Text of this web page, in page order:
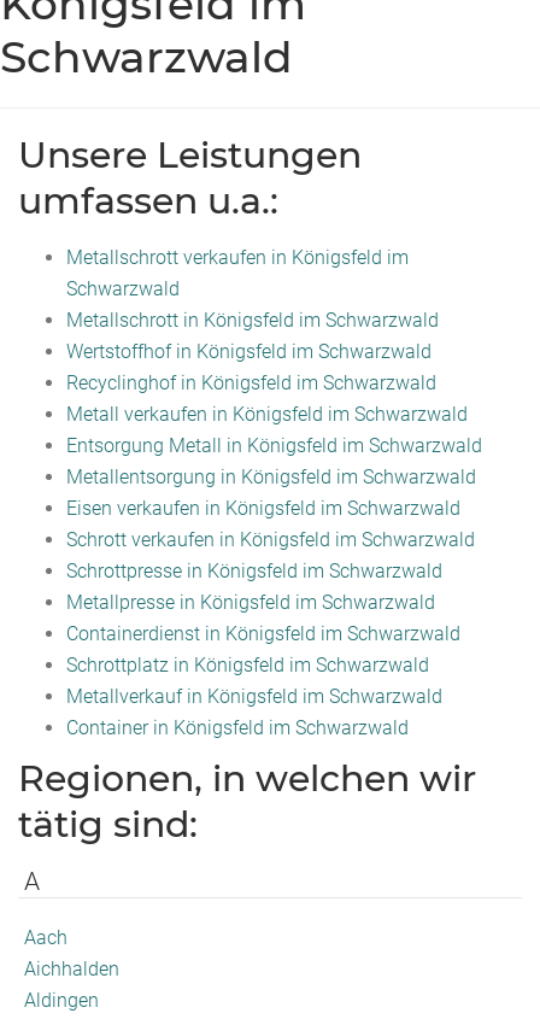
Schwarzwald
Unsere Leistungen
umfassen u.a.:
Metallschrott verkaufen in Königsfeld im
Schwarzwald
Metallschrott in Königsfeld im Schwarzwald
Wertstoffhof in Königsfeld im Schwarzwald
Recyclinghof in Königsfeld im Schwarzwald
Metall verkaufen in Königsfeld im Schwarzwald
Entsorgung Metall in Königsfeld im Schwarzwald
Metallentsorgung in Königsfeld im Schwarzwald
Eisen verkaufen in Königsfeld im Schwarzwald
Schrott verkaufen in Königsfeld im Schwarzwald
Schrottpresse in Königsfeld im Schwarzwald
Metallpresse in Königsfeld im Schwarzwald
Containerdienst in Königsfeld im Schwarzwald
Schrottplatz in Königsfeld im Schwarzwald
Metallverkauf in Königsfeld im Schwarzwald
Container in Königsfeld im Schwarzwald
Regionen, in welchen wir
tätig sind:
A
Aach
Aichhalden
Aldingen